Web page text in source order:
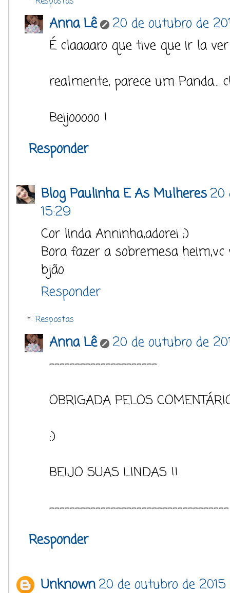
Anna Lê
20 de outubro de
É claaaaro que tive que ir la
realmente, parece um Panda...
Beijooooo !
Responder
Blog Paulinha E As Mulheres20
15:29
Cor linda Anninha,adorei ;)
Bora fazer a sobremesa
bjão
Responder
Respostas
Anna Lê
20 de outubro de
---------------------
OBRIGADA PELOS
:)
BEIJO SUAS LINDAS !!
-----------------------------------
Responder
Unknown20 de outubro de 2015